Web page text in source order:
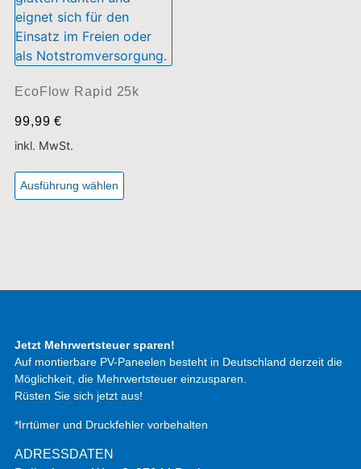
Auf montierbare PV-Paneelen besteht in Deutschland derzeit die
Möglichkeit, die Mehrwertsteuer einzusparen.
*Irrtümer und Druckfehler vorbehalten
Service
Versandarten
Rückerstattungen/Rückgaben
Impressum